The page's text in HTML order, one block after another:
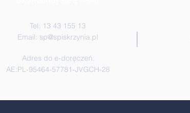
Tel: 13 43 155 13
Email: sp@spiskrzynia.pl
Adres do e-doręczeń:
AE:PL-95464-57781-JVGCH-28